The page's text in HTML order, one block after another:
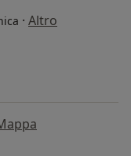
· Altro